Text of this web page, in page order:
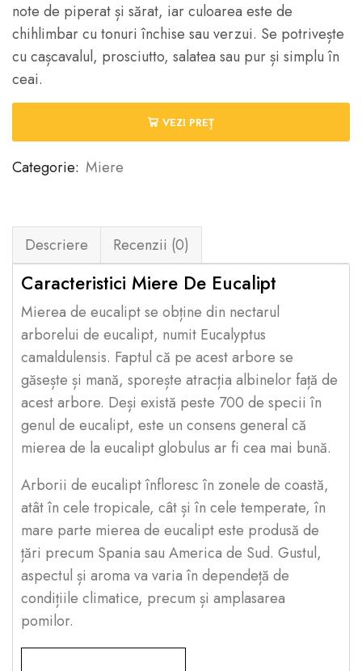
note de piperat și sărat, iar culoarea este de
chihlimbar cu tonuri închise sau verzui. Se potrivește
cu cașcavalul, prosciutto, salatea sau pur și simplu în
ceai.
VEZI PREȚ
Categorie: Miere
Descriere Recenzii (0)
Caracteristici Miere De Eucalipt
Mierea de eucalipt se obține din nectarul
arborelui de eucalipt, numit Eucalyptus
camaldulensis. Faptul că pe acest arbore se
găsește și mană, sporește atracția albinelor față de
acest arbore. Deși există peste 700 de specii în
genul de eucalipt, este un consens general că
mierea de la eucalipt globulus ar fi cea mai bună.
Arborii de eucalipt înfloresc în zonele de coastă,
atât în cele tropicale, cât și în cele temperate, în
mare parte mierea de eucalipt este produsă de
țări precum Spania sau America de Sud. Gustul,
aspectul și aroma va varia în dependeță de
condițiile climatice, precum și amplasarea
pomilor.